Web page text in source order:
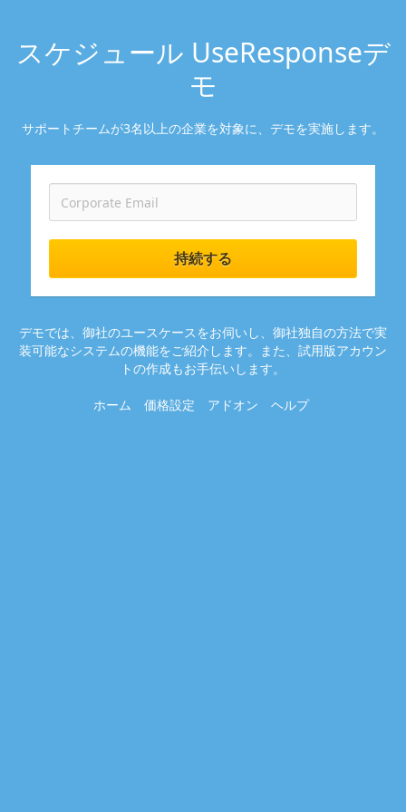
スケジュール UseResponseデ
モ
サポートチームが3名以上の企業を対象に、デモを実施します。
持続する
デモでは、御社のユースケースをお伺いし、御社独自の方法で実
装可能なシステムの機能をご紹介します。また、試用版アカウン
トの作成もお手伝いします。
ホーム 価格設定 アドオン ヘルプ